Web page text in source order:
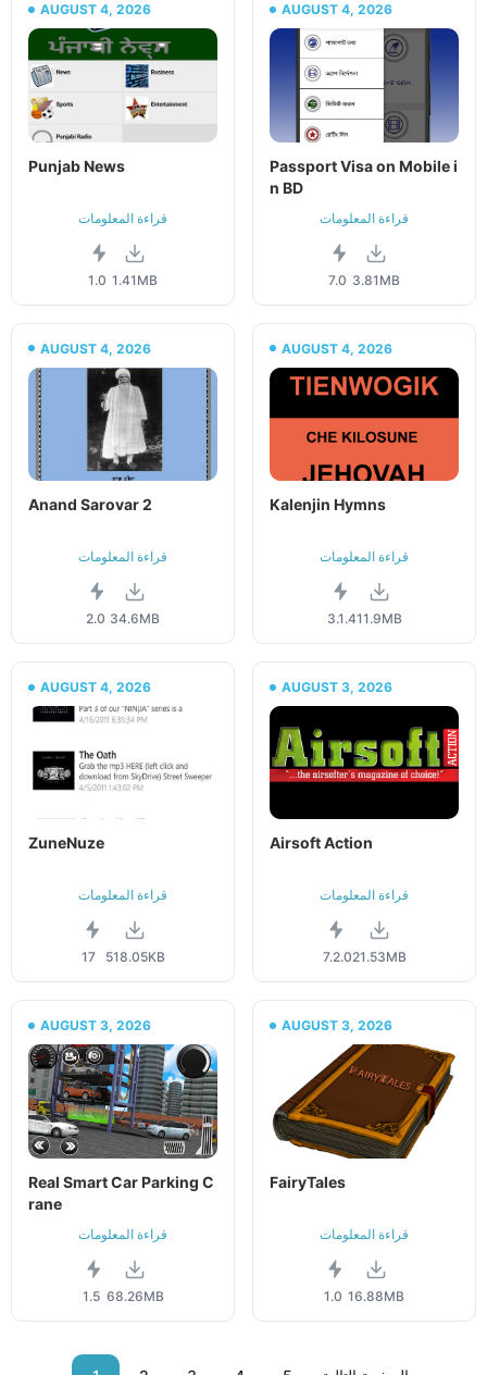
AUGUST 4, 2026
Punjab News
قراءة المعلومات
1.0 1.41MB
AUGUST 4, 2026
Passport Visa on Mobile i
n BD
قراءة المعلومات
7.0 3.81MB
AUGUST 4, 2026
Anand Sarovar 2
قراءة المعلومات
2.0 34.6MB
AUGUST 4, 2026
Kalenjin Hymns
قراءة المعلومات
3.1.411.9MB
AUGUST 4, 2026
ZuneNuze
قراءة المعلومات
17 518.05KB
AUGUST 3, 2026
Airsoft Action
قراءة المعلومات
7.2.021.53MB
AUGUST 3, 2026
Real Smart Car Parking C
rane
قراءة المعلومات
1.5 68.26MB
AUGUST 3, 2026
FairyTales
قراءة المعلومات
1.0 16.88MB